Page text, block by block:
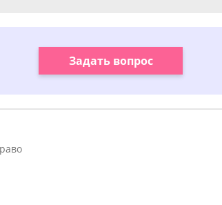
Задать вопрос